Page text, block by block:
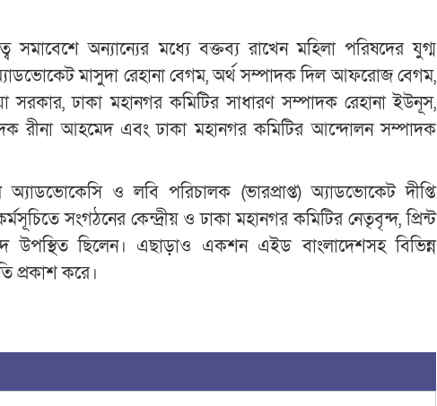
অন্যান্যের মধ্যে বক্তব্য রাখেন মহিলা পরিষদের যুগ্ম
মাসুদা রেহানা বেগম, অর্থ সম্পাদক দিল আফরোজ বেগম,
সরকার, ঢাকা মহানগর কমিটির সাধারণ সম্পাদক রেহানা ইউনূস,
রীনা আহমেদ এবং ঢাকা মহানগর কমিটির আন্দোলন সম্পাদক
অ্যাডভোকেসি ও লবি পরিচালক (ভারপ্রাপ্ত) অ্যাডভোকেট দীপ্তি
সংগঠনের কেন্দ্রীয় ও ঢাকা মহানগর কমিটির নেতৃবৃন্দ, প্রিন্ট
উপস্থিত ছিলেন। এছাড়াও একশন এইড বাংলাদেশসহ বিভিন্ন
প্রকাশ করে।